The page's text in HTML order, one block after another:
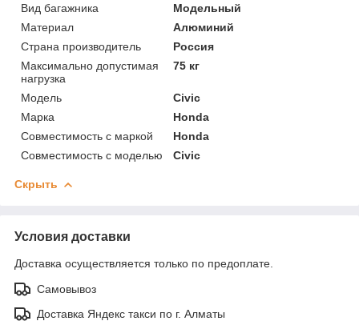
Вид багажника
Модельный
Материал
Алюминий
Страна производитель
Россия
Максимально допустимая
нагрузка
75 кг
Модель
Civic
Марка
Honda
Совместимость с маркой
Honda
Совместимость с моделью
Civic
Скрыть
Условия доставки
Доставка осуществляется только по предоплате.
Самовывоз
Доставка Яндекс такси по г. Алматы